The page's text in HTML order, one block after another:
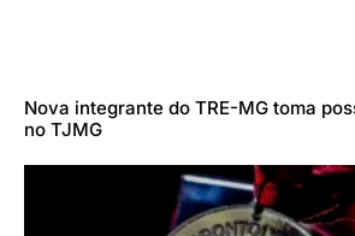
Nova integrante do TRE-MG toma
no TJMG